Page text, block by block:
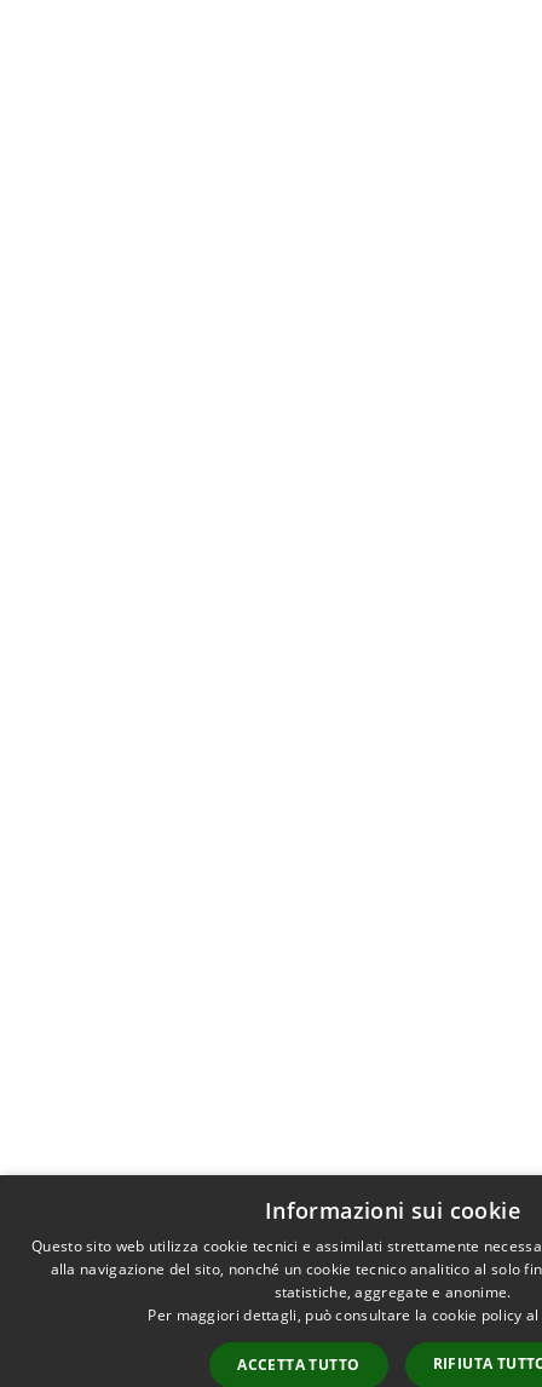
Informazioni sui cookie
Questo sito web utilizza cookie tecnici e assimilati strettamente
alla navigazione del sito, nonché un cookie tecnico analitico al solo
statistiche, aggregate e anonime.
Per maggiori dettagli, può consultare la cookie policy
ACCETTA TUTTO RIFIUTA